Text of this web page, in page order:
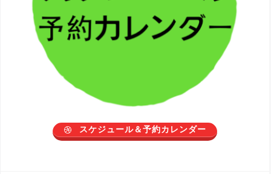
スケジュール＆予約カレンダー